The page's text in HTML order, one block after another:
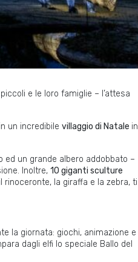
e le loro famiglie – l’attesa
un incredibile villaggio di Natale in
ed un grande albero addobbato –
Inoltre, 10 giganti sculture
rinoceronte, la giraffa e la zebra, ti
la giornata: giochi, animazione e
dagli elfi lo speciale Ballo del